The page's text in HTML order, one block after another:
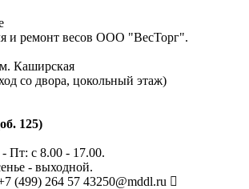
и ремонт весов ООО "ВесТорг".
Каширская
со двора, цокольный этаж)
125)
Пт: с 8.00 - 17.00.
- выходной.
(499) 264 57 43250@mddl.ru